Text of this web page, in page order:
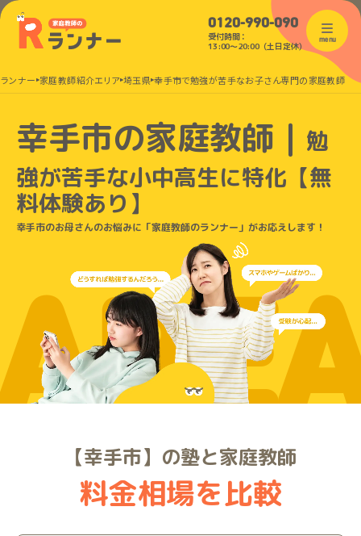
0120-990-090
受付時間：
13:00〜20:00（土日定休）
menu
ンナー 家庭教師紹介エリア 埼玉県 幸手市で勉強が苦手なお子さん専門の家庭教師
幸手市の家庭教師｜ 勉
強が苦手な小中高生に特化 【無
料体験あり】
幸手市のお母さんのお悩みに「家庭教師のランナー」がお応えします！
【幸手市】の塾と家庭教師
料金相場を比較